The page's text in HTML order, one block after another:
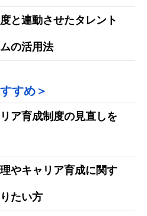
連動させたタレント
の活用法
すめ＞
ア育成制度の見直しを
やキャリア育成に関す
たい方